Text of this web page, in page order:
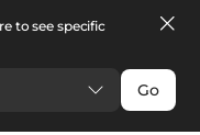
to see specific
Go